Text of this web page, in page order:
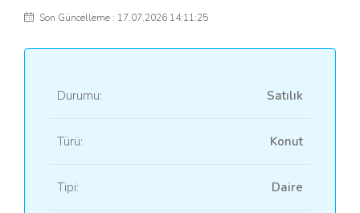
Son Güncelleme : 17.07.2026 14:11:25
Durumu: Satılık
Türü: Konut
Tipi: Daire